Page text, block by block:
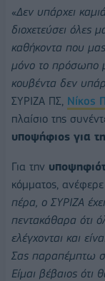
«Δεν υπάρχει
διοχετεύσει όλες
καθήκοντα που
μόνο το πρόσωπο
κουβέντα δεν
ΣΥΡΙΖΑ ΠΣ, Νίκος
πλαίσιο της
υποψήφιος για
Για την
κόμματος,
πέρα, ο ΣΥΡΙΖΑ
πεντακάθαρα ότι
ελέγχονται και
Σας παραπέμπτω
Είμαι βέβαιος